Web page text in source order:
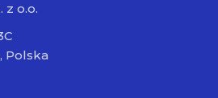
z o.o.
Polska